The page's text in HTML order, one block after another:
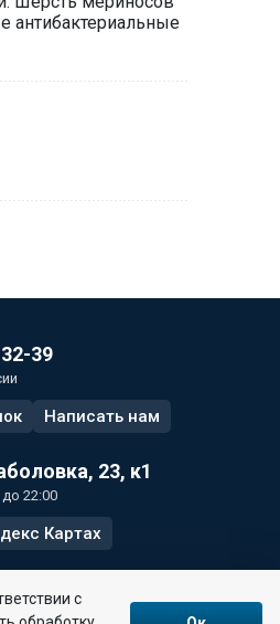
антибактериальные
39
Написать нам
23, к1
22:00
Картах
с